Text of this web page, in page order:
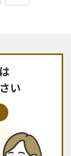
い